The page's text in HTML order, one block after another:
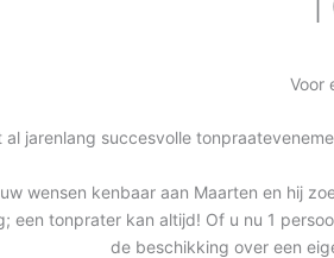
Voor
al jarenlang succesvolle
wensen kenbaar aan Maarten en hij
een tonprater kan altijd! Of u nu 1
de beschikking over een